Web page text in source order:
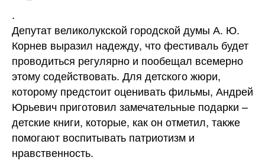
.
Депутат великолукской городской думы А. Ю.
Корнев выразил надежду, что фестиваль будет
проводиться регулярно и пообещал всемерно
этому содействовать. Для детского жюри,
которому предстоит оценивать фильмы, Андрей
Юрьевич приготовил замечательные подарки –
детские книги, которые, как он отметил, также
помогают воспитывать патриотизм и
нравственность.